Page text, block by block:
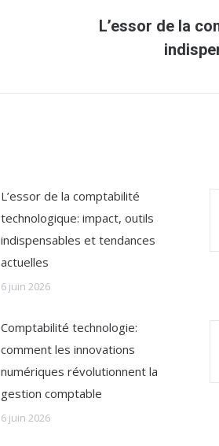
L’essor de la
L’essor de la comptabilité
technologique: impact, outils
indispensables et tendances
actuelles
6 juin 2026
Comptabilité technologie:
comment les innovations
numériques révolutionnent la
gestion comptable
6 juin 2026